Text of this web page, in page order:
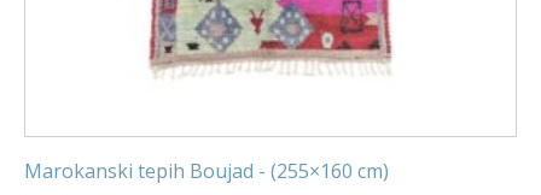
Marokanski tepih Boujad - (255×160 cm)